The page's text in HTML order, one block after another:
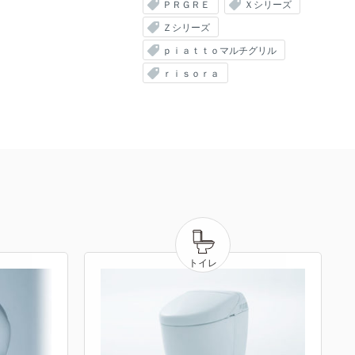
ＰＲＧＲＥ
Ｘシリーズ
Ｚシリーズ
ｐｉａｔｔｏマルチグリル
ｒｉｓｏｒａ